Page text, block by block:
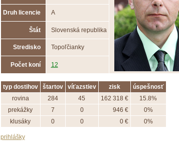
Druh licencie A
Štát Slovenská republika
Stredisko Topoľčianky
Počet koní 12
typ dostihov štartov víťazstiev zisk
úspešnosť
rovina
284 45 162 318 €
15.8%
prekážky
7 0 946 €
0%
klusáky
0 0 0 € 0%
prihlášky